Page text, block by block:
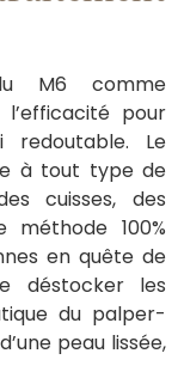
M6 comme
pour
Le
à tout type de
cuisses, des
100%
en quête de
déstocker les
du palper-
peau lissée,